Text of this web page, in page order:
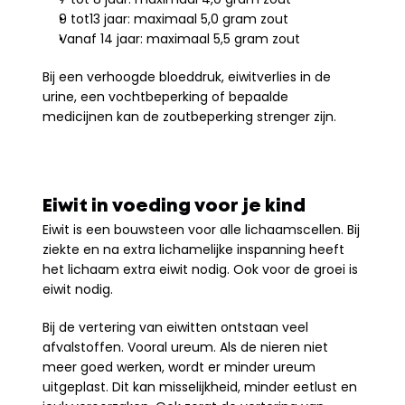
9 tot13 jaar: maximaal 5,0 gram zout
Vanaf 14 jaar: maximaal 5,5 gram zout
Bij een verhoogde bloeddruk, eiwitverlies in de
urine, een vochtbeperking of bepaalde
medicijnen kan de zoutbeperking strenger zijn.
Eiwit in voeding voor je kind
Eiwit is een bouwsteen voor alle lichaamscellen. Bij
ziekte en na extra lichamelijke inspanning heeft
het lichaam extra eiwit nodig. Ook voor de groei is
eiwit nodig.
Bij de vertering van eiwitten ontstaan veel
afvalstoffen. Vooral ureum. Als de nieren niet
meer goed werken, wordt er minder ureum
uitgeplast. Dit kan misselijkheid, minder eetlust en